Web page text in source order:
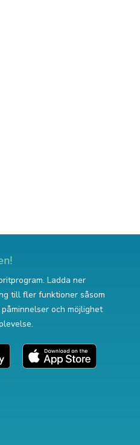
Ladda ner
till fler funktioner såsom
och möjlighet